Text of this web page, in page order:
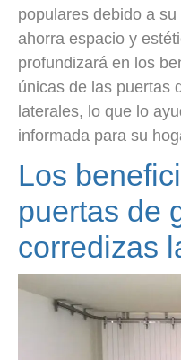
populares debido a
ahorra espacio y
profundizará en los
únicas de las puertas
laterales, lo que lo
informada para su
Los
puertas de
corredizas